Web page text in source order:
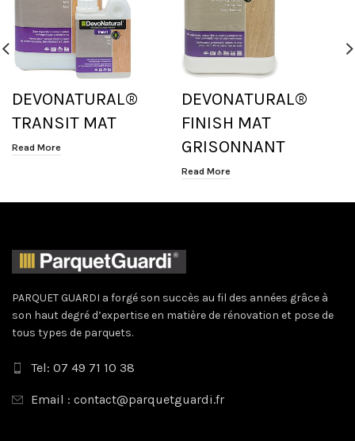
DEVONATURAL®
TRANSIT MAT
Read More
DEVONATURAL®
FINISH MAT
GRISONNANT
Read More
PARQUET GUARDI a forgé son succès au fil des années grâce à
son haut degré d’expertise en matière de rénovation et pose de
tous types de parquets.
Tel: 07 49 71 10 38
Email : contact@parquetguardi.fr